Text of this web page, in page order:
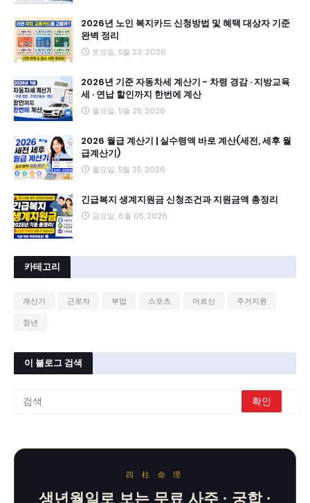
2026년 노인 복지카드 신청방법 및 혜택 대상자 기준
완벽 정리
토요일, 5월 23, 2026
2026년 기준 자동차세 계산기 - 차령 경감 · 지방교육
세 · 연납 할인까지 한번에 계산
월요일, 5월 25, 2026
2026 월급 계산기 | 실수령액 바로 계산(세전, 세후 월
급계산기)
월요일, 5월 25, 2026
긴급복지 생계지원금 신청조건과 지원금액 총정리
금요일, 6월 05, 2026
카테고리
계산기 근로자 부업 스포츠 어르신
주거지원
청년
이 블로그 검색
四 柱 命 理
생년월일로 보는 무료 사주 · 궁합 ·